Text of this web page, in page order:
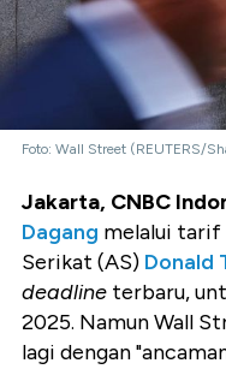
Foto: Wall Street (REUTERS/
Jakarta, CNBC
Dagang melalui tarif
Serikat (AS) Donald
deadline terbaru,
2025. Namun Wall
lagi dengan